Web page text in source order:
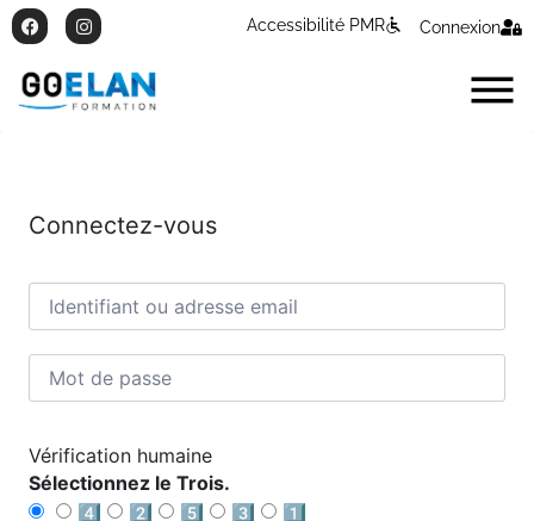
Accessibilité PMR Connexion
Connectez-vous
Vérification humaine
Sélectionnez le Trois.
4️⃣
2️⃣ 5️⃣ 3️⃣
1️⃣